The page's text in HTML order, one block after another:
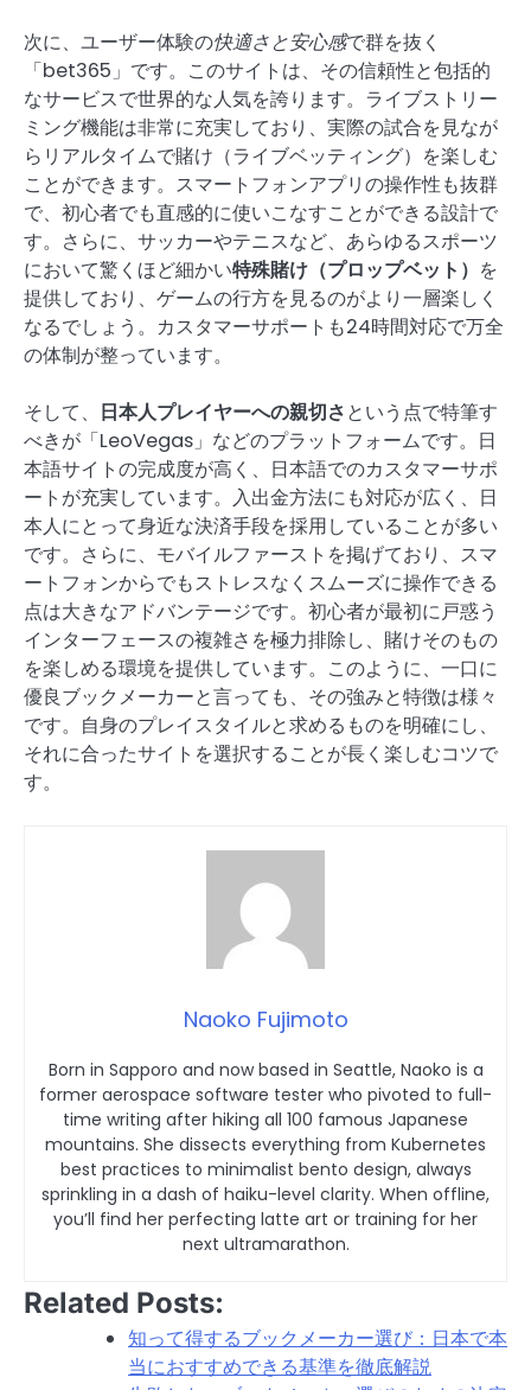
次に、ユーザー体験の快適さと安心感で群を抜く
「bet365」です。このサイトは、その信頼性と包括的
なサービスで世界的な人気を誇ります。ライブストリー
ミング機能は非常に充実しており、実際の試合を見なが
らリアルタイムで賭け（ライブベッティング）を楽しむ
ことができます。スマートフォンアプリの操作性も抜群
で、初心者でも直感的に使いこなすことができる設計で
す。さらに、サッカーやテニスなど、あらゆるスポーツ
において驚くほど細かい特殊賭け（プロップベット） を
提供しており、ゲームの行方を見るのがより一層楽しく
なるでしょう。カスタマーサポートも24時間対応で万全
の体制が整っています。
そして、 日本人プレイヤーへの親切さという点で特筆す
べきが「LeoVegas」などのプラットフォームです。日
本語サイトの完成度が高く、日本語でのカスタマーサポ
ートが充実しています。入出金方法にも対応が広く、日
本人にとって身近な決済手段を採用していることが多い
です。さらに、モバイルファーストを掲げており、スマ
ートフォンからでもストレスなくスムーズに操作できる
点は大きなアドバンテージです。初心者が最初に戸惑う
インターフェースの複雑さを極力排除し、賭けそのもの
を楽しめる環境を提供しています。このように、一口に
優良ブックメーカーと言っても、その強みと特徴は様々
です。自身のプレイスタイルと求めるものを明確にし、
それに合ったサイトを選択することが長く楽しむコツで
す。
Naoko Fujimoto
Born in Sapporo and now based in Seattle, Naoko is a
former aerospace software tester who pivoted to full-
time writing after hiking all 100 famous Japanese
mountains. She dissects everything from Kubernetes
best practices to minimalist bento design, always
sprinkling in a dash of haiku-level clarity. When offline,
you’ll find her perfecting latte art or training for her
next ultramarathon.
Related Posts:
知って得するブックメーカー選び：日本で本
当におすすめできる基準を徹底解説